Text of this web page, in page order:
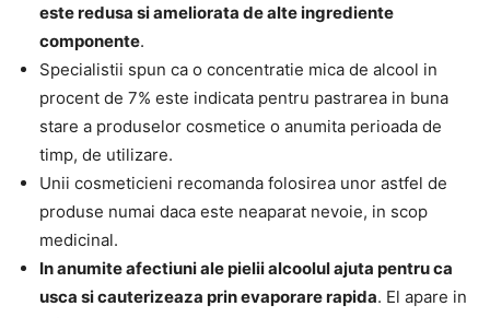
este redusa si ameliorata de alte ingrediente
componente.
Specialistii spun ca o concentratie mica de alcool in
procent de 7% este indicata pentru pastrarea in buna
stare a produselor cosmetice o anumita perioada de
timp, de utilizare.
Unii cosmeticieni recomanda folosirea unor astfel de
produse numai daca este neaparat nevoie, in scop
medicinal.
In anumite afectiuni ale pielii alcoolul ajuta pentru ca
usca si cauterizeaza prin evaporare rapida. El apare in